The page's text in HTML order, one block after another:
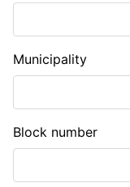
Municipality
Block number